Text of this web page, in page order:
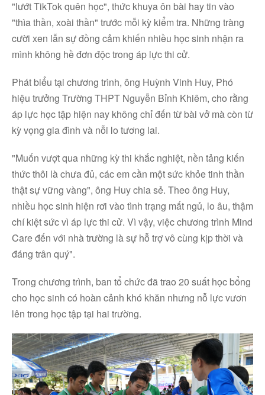
"lướt TikTok quên học", thức khuya ôn bài hay tin vào
"thìa thần, xoài thần" trước mỗi kỳ kiểm tra. Những tràng
cười xen lẫn sự đồng cảm khiến nhiều học sinh nhận ra
mình không hề đơn độc trong áp lực thi cử.
Phát biểu tại chương trình, ông Huỳnh Vinh Huy, Phó
hiệu trưởng Trường THPT Nguyễn Bỉnh Khiêm, cho rằng
áp lực học tập hiện nay không chỉ đến từ bài vở mà còn từ
kỳ vọng gia đình và nỗi lo tương lai.
"Muốn vượt qua những kỳ thi khắc nghiệt, nền tảng kiến
thức thôi là chưa đủ, các em cần một sức khỏe tinh thần
thật sự vững vàng", ông Huy chia sẻ. Theo ông Huy,
nhiều học sinh hiện rơi vào tình trạng mất ngủ, lo âu, thậm
chí kiệt sức vì áp lực thi cử. Vì vậy, việc chương trình Mind
Care đến với nhà trường là sự hỗ trợ vô cùng kịp thời và
đáng trân quý".
Trong chương trình, ban tổ chức đã trao 20 suất học bổng
cho học sinh có hoàn cảnh khó khăn nhưng nỗ lực vươn
lên trong học tập tại hai trường.